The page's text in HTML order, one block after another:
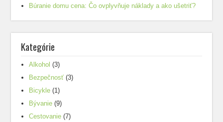
Búranie domu cena: Čo ovplyvňuje náklady a ako ušetriť?
Kategórie
Alkohol (3)
Bezpečnosť (3)
Bicykle (1)
Bývanie (9)
Cestovanie (7)